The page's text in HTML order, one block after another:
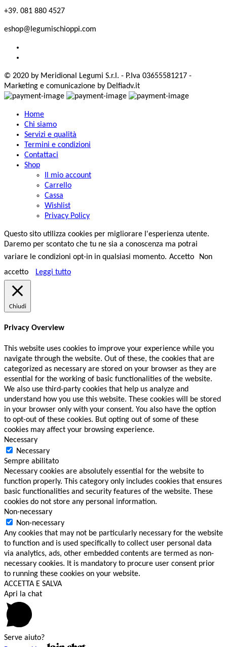
+39. 081 880 4527
eshop@legumischioppi.com
© 2020 by Meridional Legumi S.r.l. - P.Iva 03655581217 -
Marketing e comunicazione by Delfiadv.it
Home
Chi siamo
Servizi e qualità
Termini e condizioni
Contattaci
Shop
Il mio account
Carrello
Cassa
Wishlist
Privacy Policy
Questo sito utilizza cookies per migliorare l'esperienza utente.
Daremo per scontato che tu ne sia a conoscenza ma potrai
variare le condizioni opt-in in qualsiasi momento. Accetto
Non
accetto
Leggi tutto
Chiudi
Privacy Overview
This website uses cookies to improve your experience while you
navigate through the website. Out of these, the cookies that are
categorized as necessary are stored on your browser as they are
essential for the working of basic functionalities of the website.
We also use third-party cookies that help us analyze and
understand how you use this website. These cookies will be stored
in your browser only with your consent. You also have the option
to opt-out of these cookies. But opting out of some of these
cookies may affect your browsing experience.
Necessary
Necessary
Sempre abilitato
Necessary cookies are absolutely essential for the website to
function properly. This category only includes cookies that ensures
basic functionalities and security features of the website. These
cookies do not store any personal information.
Non-necessary
Non-necessary
Any cookies that may not be particularly necessary for the website
to function and is used specifically to collect user personal data
via analytics, ads, other embedded contents are termed as non-
necessary cookies. It is mandatory to procure user consent prior
to running these cookies on your website.
ACCETTA E SALVA
Apri la chat
Serve aiuto?